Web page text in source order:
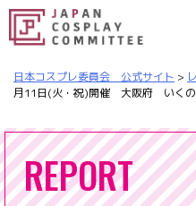
日本コスプレ委員会 公式サイト >
月11日(火・祝)開催 大阪府 いく
REPORT